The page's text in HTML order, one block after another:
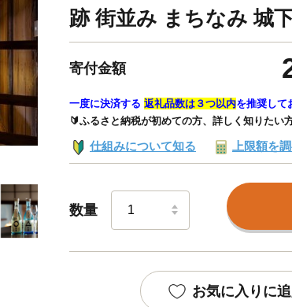
跡 街並み まちなみ 城
寄付金額
一度に決済する 返礼品数は３つ以内を推奨して
🔰ふるさと納税が初めての方、詳しく知りたい
仕組みについて知る 上限額を
数量
お気に入りに